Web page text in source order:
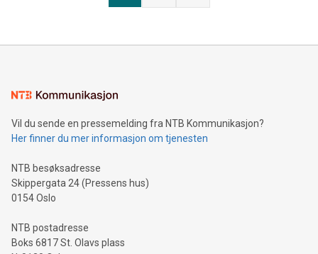
Vil du sende en pressemelding fra NTB Kommunikasjon?
Her finner du mer informasjon om tjenesten
NTB besøksadresse
Skippergata 24 (Pressens hus)
0154 Oslo
NTB postadresse
Boks 6817 St. Olavs plass